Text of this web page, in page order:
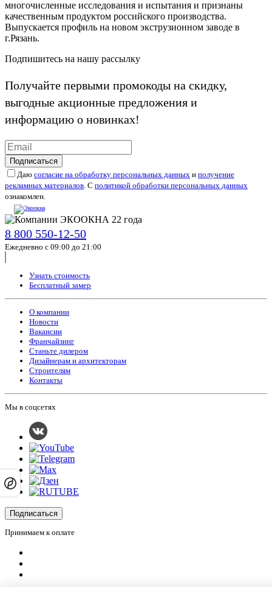
многочисленные исследования и испытания и признаны
качественным продуктом российского производства.
Выпускается профиль на новом экструзионном заводе в
г.Рязань.
Подпишитесь на нашу рассылку
Получайте первыми промокоды на скидку,
выгодные акционные предложения и
информацию о новинках!
Подписаться
Даю согласие на обработку персональных данных и получение
рекламных материалов. С политикой обработки персональных данных
ознакомлен.
8 800 550-12-50
Ежедневно с 09:00 до 21:00
Узнать стоимость
Бесплатный замер
О компании
Новости
Вакансии
Франчайзинг
Станьте дилером
Дизайнерам и архитекторам
Строителям
Контакты
Мы в соцсетях
Подписаться
Принимаем к оплате